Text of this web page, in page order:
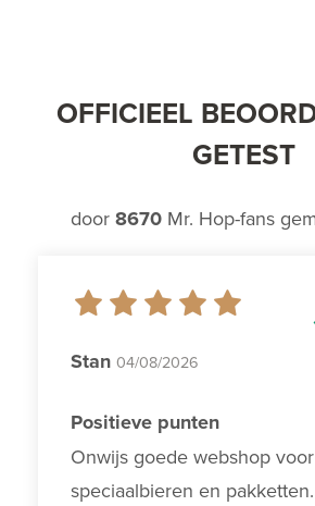
OFFICIEEL
GETEST
door 8670Mr. Hop-fans
Stan 04/08/2026
Positieve punten
Onwijs goede webshop voor
speciaalbieren en